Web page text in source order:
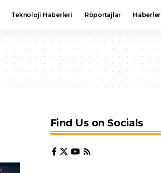
Teknoloji Haberleri Röportajlar Haberler
Find Us on Socials